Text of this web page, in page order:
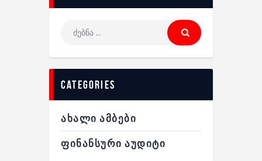
categories
ᲐᲮᲐᲚᲘ ᲐᲛᲑᲔᲑᲘ
ᲤᲘᲜᲐᲜᲡᲣᲠᲘ ᲐᲣᲓᲘᲢᲘ